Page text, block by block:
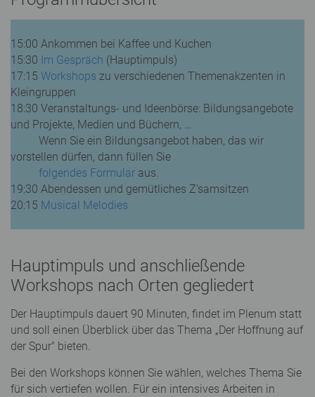
15:00 Ankommen bei Kaffee und Kuchen
15:30 Im Gespräch (Hauptimpuls)
17:15 Workshops zu verschiedenen Themenakzenten in
Kleingruppen
18:30 Veranstaltungs- und Ideenbörse: Bildungsangebote
und Projekte, Medien und Büchern, …
Wenn Sie ein Bildungsangebot haben, das wir
vorstellen dürfen, dann füllen Sie
folgendes Formular aus.
19:30 Abendessen und gemütliches Z'samsitzen
20:15 Musical Melodies
Hauptimpuls und anschließende
Workshops nach Orten gegliedert
Der Hauptimpuls dauert 90 Minuten, findet im Plenum statt
und soll einen Überblick über das Thema „Der Hoffnung auf
der Spur" bieten.
Bei den Workshops können Sie wählen, welches Thema Sie
für sich vertiefen wollen. Für ein intensives Arbeiten in